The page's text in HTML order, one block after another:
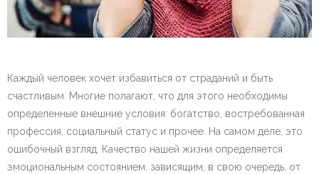
Каждый человек хочет избавиться от страданий и быть
счастливым. Многие полагают, что для этого необходимы
определенные внешние условия: богатство, востребованная
профессия, социальный статус и прочее. На самом деле, это
ошибочный взгляд. Качество нашей жизни определяется
эмоциональным состоянием, зависящим, в свою очередь, от